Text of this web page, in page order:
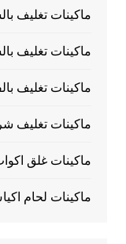
ماكينات تغليف
ماكينات تغليف
ماكينات تغليف
ماكينات تغليف
ماكينات غلق
ماكينات لحام